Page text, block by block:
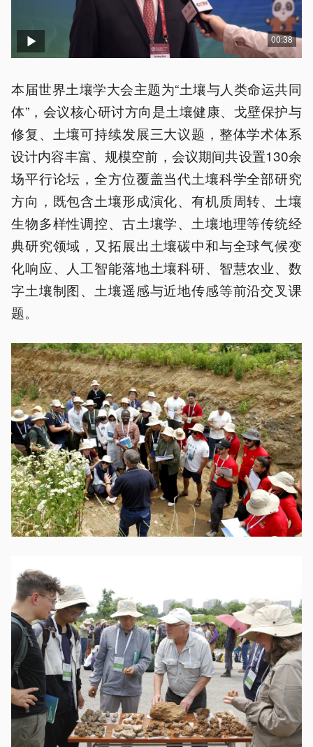
00:38
本届世界土壤学大会主题为“土壤与人类命运共同
体”，会议核心研讨方向是土壤健康、戈壁保护与
修复、土壤可持续发展三大议题，整体学术体系
设计内容丰富、规模空前，会议期间共设置130余
场平行论坛，全方位覆盖当代土壤科学全部研究
方向，既包含土壤形成演化、有机质周转、土壤
生物多样性调控、古土壤学、土壤地理等传统经
典研究领域，又拓展出土壤碳中和与全球气候变
化响应、人工智能落地土壤科研、智慧农业、数
字土壤制图、土壤遥感与近地传感等前沿交叉课
题。